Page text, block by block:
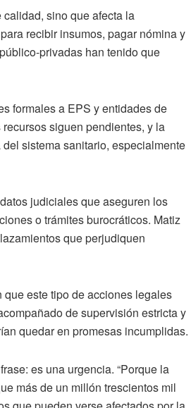
sino que afecta la
recibir insumos, pagar nómina y
privadas han tenido que
formales a EPS y entidades de
siguen pendientes, y la
sistema sanitario, especialmente
judiciales que aseguren los
o trámites burocráticos. Matiz
que perjudiquen
este tipo de acciones legales
de supervisión estricta y
quedar en promesas incumplidas.
es una urgencia. “Porque la
más de un millón trescientos mil